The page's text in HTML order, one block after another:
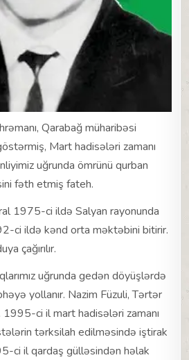
Qarabağ müharibəsi
Mart hadisələri zamanı
uğrunda ömrünü qurban
fəth etmiş fateh.
1975-ci ildə Salyan rayonunda
ci ildə kənd orta məktəbini bitirir.
çağırılır.
uğrunda gedən döyüşlərdə
yollanır. Nazim Füzuli, Tərtər
ci il mart hadisələri zamanı
tərksilah edilməsində iştirak
ci il qardaş gülləsindən həlak